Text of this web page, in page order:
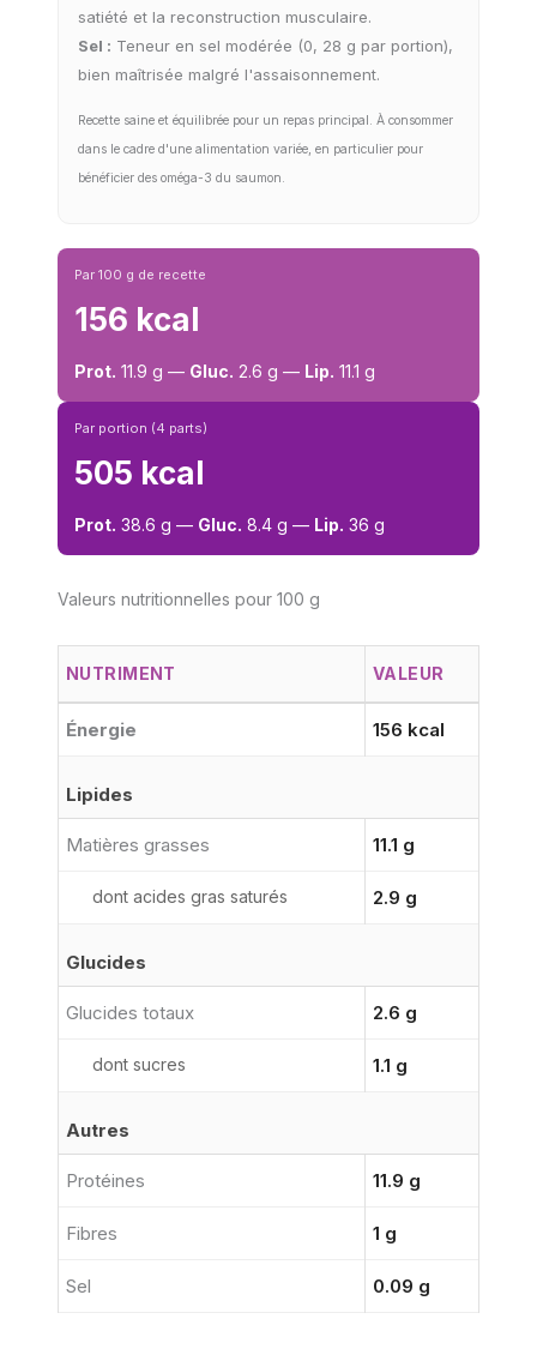
satiété et la reconstruction musculaire.
Sel : Teneur en sel modérée (0, 28 g par portion),
bien maîtrisée malgré l'assaisonnement.
Recette saine et équilibrée pour un repas principal. À consommer
dans le cadre d'une alimentation variée, en particulier pour
bénéficier des oméga-3 du saumon.
Par 100 g de recette
156 kcal
Prot. 11.9 g — Gluc. 2.6 g — Lip. 11.1 g
Par portion (4 parts)
505 kcal
Prot. 38.6 g — Gluc. 8.4 g — Lip. 36 g
Valeurs nutritionnelles pour 100 g
NUTRIMENT VALEUR
Énergie 156 kcal
Lipides
Matières grasses 11.1 g
dont acides gras saturés 2.9 g
Glucides
Glucides totaux 2.6 g
dont sucres 1.1 g
Autres
Protéines 11.9 g
Fibres 1 g
Sel 0.09 g